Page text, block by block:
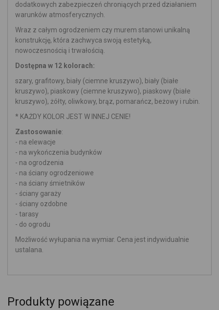
dodatkowych zabezpieczeń chroniących przed działaniem
warunków atmosferycznych.
Wraz z całym ogrodzeniem czy murem stanowi unikalną
konstrukcję, która zachwyca swoją estetyką,
nowoczesnością i trwałością.
Dostępna w 12 kolorach:
szary, grafitowy, biały (ciemne kruszywo), biały (białe
kruszywo), piaskowy (ciemne kruszywo), piaskowy (białe
kruszywo), żółty, oliwkowy, brąz, pomarańcz, beżowy i rubin.
* KAŻDY KOLOR JEST W INNEJ CENIE!
Zastosowanie:
- na elewacje
- na wykończenia budynków
- na ogrodzenia
- na ściany ogrodzeniowe
- na ściany śmietników
- ściany garaży
- ściany ozdobne
- tarasy
- do ogrodu
Możliwość wyłupania na wymiar. Cena jest indywidualnie
ustalana.
Produkty powiązane